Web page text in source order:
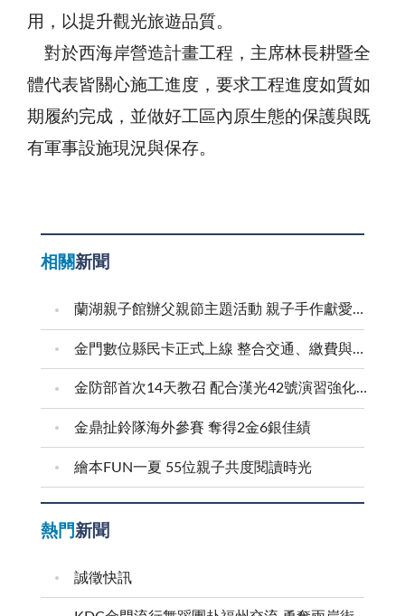
用，以提升觀光旅遊品質。
對於西海岸營造計畫工程，主席林長耕暨全
體代表皆關心施工進度，要求工程進度如質如
期履約完成，並做好工區內原生態的保護與既
有軍事設施現況與保存。
相關新聞
蘭湖親子館辦父親節主題活動 親子手作獻愛爸爸
金門數位縣民卡正式上線 整合交通、繳費與生活服務 迎接在地智慧新生活
金防部首次14天教召 配合漢光42號演習強化防衛戰力
金鼎扯鈴隊海外參賽 奪得2金6銀佳績
繪本FUN一夏 55位親子共度閱讀時光
熱門新聞
誠徵快訊